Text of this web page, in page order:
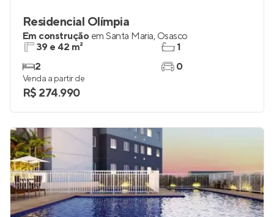
Residencial Olímpia
Em construção em Santa Maria, Osasco
39 e 42 m²
2
1
0
Venda a partir de
R$ 274.990